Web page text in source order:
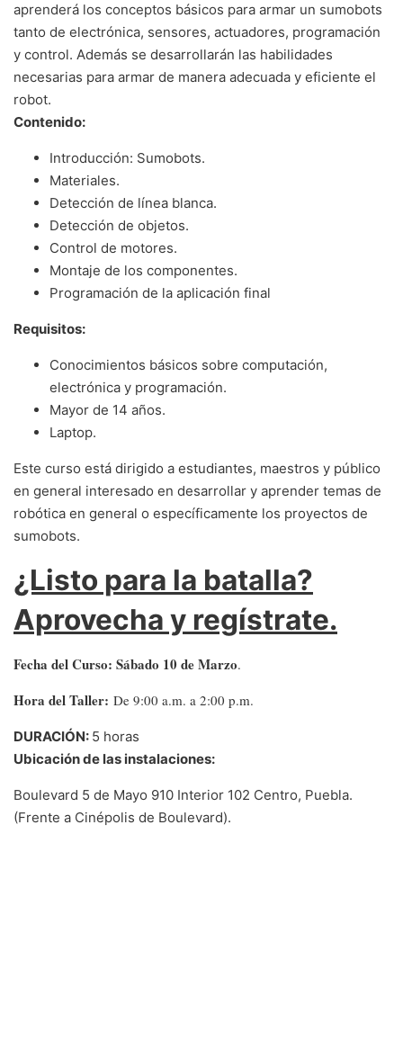
aprenderá los conceptos básicos para armar un sumobots
tanto de electrónica, sensores, actuadores, programación
y control. Además se desarrollarán las habilidades
necesarias para armar de manera adecuada y eficiente el
robot.
Contenido:
Introducción: Sumobots.
Materiales.
Detección de línea blanca.
Detección de objetos.
Control de motores.
Montaje de los componentes.
Programación de la aplicación final
Requisitos:
Conocimientos básicos sobre computación,
electrónica y programación.
Mayor de 14 años.
Laptop.
Este curso está dirigido a estudiantes, maestros y público
en general interesado en desarrollar y aprender temas de
robótica en general o específicamente los proyectos de
sumobots.
¿Listo para la batalla?
Aprovecha y regístrate.
Fecha del Curso: Sábado 10 de Marzo.
Hora del Taller: De 9:00 a.m. a 2:00 p.m.
DURACIÓN: 5 horas
Ubicación de las instalaciones:
Boulevard 5 de Mayo 910 Interior 102 Centro, Puebla.
(Frente a Cinépolis de Boulevard).